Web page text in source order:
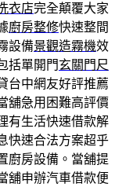
衣店完全顛覆大家
廚房整修快速整間
設備景觀造霧機效
括單開門玄關門尺
台中網友好評推薦
舖急用困難高評價
有生活快速借款解
快速合法方案超乎
廚房設備。當舖提
舖申辦汽車借款便